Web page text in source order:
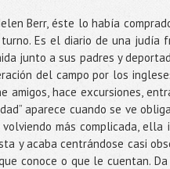
Berr, éste lo había
Es el diario de una judía
junto a sus padres y
del campo por los
amigos, hace excursiones,
aparece cuando se ve
más complicada,
y acaba centrándose casi
conoce o que le cuentan.